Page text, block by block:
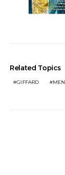
Related Topics
GIFFARD